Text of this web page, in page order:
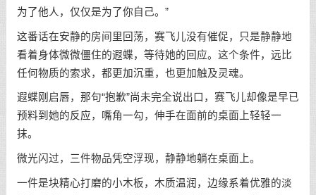
为了他人，仅仅是为了你自己。”
这番话在安静的房间里回荡，赛飞儿没有催促，只是静静地
看着身体微微僵住的遐蝶，等待她的回应。这个条件，远比
任何物质的索求，都更加沉重，也更加触及灵魂。
遐蝶刚启唇，那句“抱歉”尚未完全说出口，赛飞儿却像是早已
预料到她的反应，嘴角一勾，伸手在面前的桌面上轻轻一
抹。
微光闪过，三件物品凭空浮现，静静地躺在桌面上。
一件是块精心打磨的小木板，木质温润，边缘系着优雅的淡